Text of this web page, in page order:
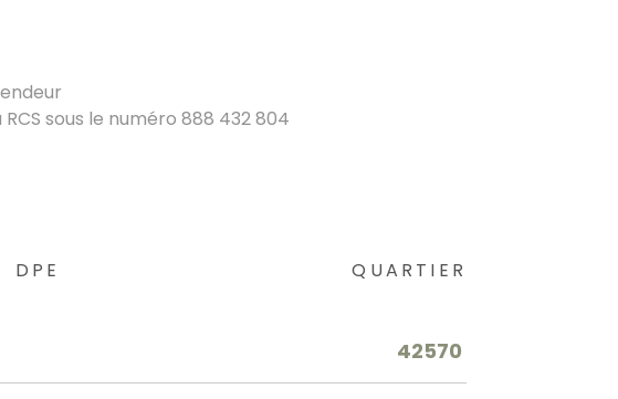
sous le numéro 888 432 804
DPE QUARTIER
42570